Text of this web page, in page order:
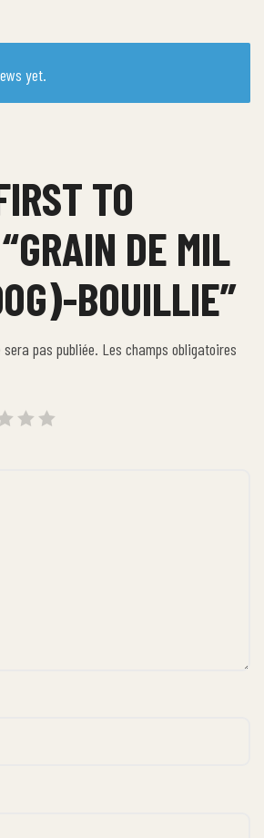
yet.
TO
DE MIL
BOUILLIE”
pas publiée. Les champs obligatoires